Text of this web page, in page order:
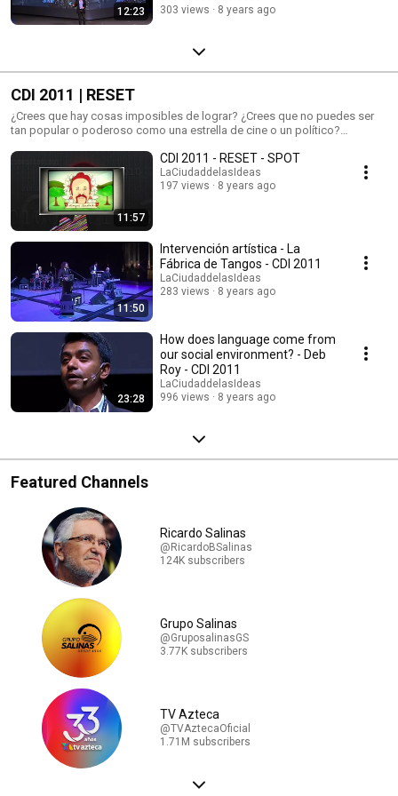
Vívela. Andrés Roemer. Co-creador con Ricardo Salinas Pliego de La
Ciudad de las Ideas.
12:23
303 views
8 years ago
CDI 2011 | RESET
¿Crees que hay cosas imposibles de lograr? ¿Crees que no puedes ser
tan popular o poderoso como una estrella de cine o un político?
inteligencia? No creas todo lo que piensas, ¡dale RESET a tu vida! El
botón RESET significa reiniciar y reinventar todo lo que desees. Es hora
de oprimir ese botón, es hora de cambiar los paradigmas que hacen
imposible la creación de nuevas ideas. La imaginación es la clave y las
emociones el motor que guían tus sueños, úsalos y vive la experiencia de
ser un agente de cambio. Andrés Roemer. Co-creador con Ricardo
Salinas Pliego de La Ciudad de las Ideas.
11:57
CDI 2011 - RESET - SPOT
LaCiudaddelasIdeas
197 views
8 years ago
11:50
Intervención artística - La
Fábrica de Tangos - CDI 2011
LaCiudaddelasIdeas
283 views
8 years ago
23:28
How does language come from
our social environment? - Deb
Roy - CDI 2011
LaCiudaddelasIdeas
996 views
8 years ago
Featured Channels
Ricardo Salinas
@RicardoBSalinas
124K subscribers
Grupo Salinas
@GruposalinasGS
3.77K subscribers
TV Azteca
@TVAztecaOficial
1.71M subscribers